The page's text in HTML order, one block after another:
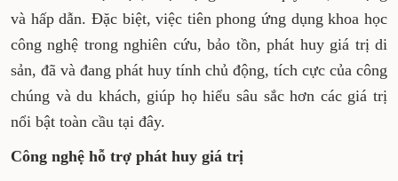
và hấp dẫn. Đặc biệt, việc tiên phong ứng dụng khoa học
công nghệ trong nghiên cứu, bảo tồn, phát huy giá trị di
sản, đã và đang phát huy tính chủ động, tích cực của công
chúng và du khách, giúp họ hiểu sâu sắc hơn các giá trị
nổi bật toàn cầu tại đây.
Công nghệ hỗ trợ phát huy giá trị